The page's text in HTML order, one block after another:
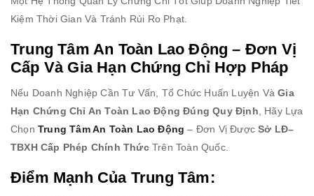
Kiệm Thời Gian Và Tránh Rủi Ro Phạt.
Trung Tâm An Toàn Lao Động – Đơn Vị
Cấp Và Gia Hạn Chứng Chỉ Hợp Pháp
Nếu Doanh Nghiệp Cần Tư Vấn, Tổ Chức Huấn Luyện VàGia
Hạn Chứng Chỉ An Toàn Lao Động Đúng Quy Định , Hãy Lựa
Chọn Trung Tâm An Toàn Lao Động – Đơn Vị ĐượcSở LĐ–
TBXH Cấp Phép Chính ThứcTrên Toàn Quốc.
Điểm Mạnh Của Trung Tâm: